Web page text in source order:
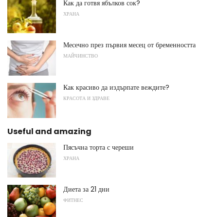
Как да готвя ябълков сок?
ХРАНА
Месечно през първия месец от бременността
МАЙЧИНСТВО
Как красиво да издърпате веждите?
КРАСОТА И ЗДРАВЕ
Useful and amazing
Пясъчна торта с череши
ХРАНА
Диета за 21 дни
ФИТНЕС